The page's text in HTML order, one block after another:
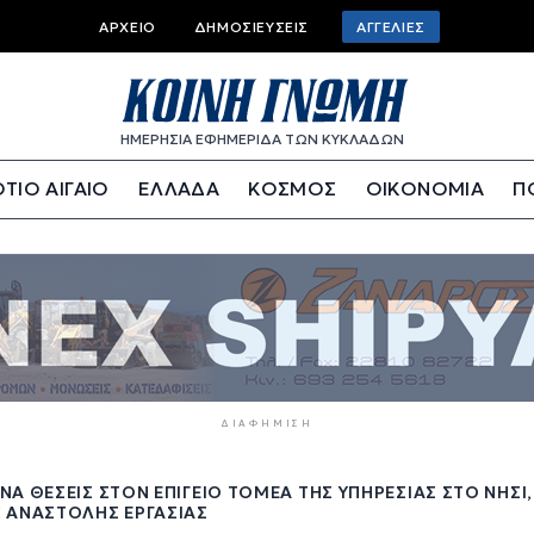
Top
bar
menu
ΑΡΧΕΊΟ ΔΗΜΟΣΙΕΎΣΕΙΣ ΑΓΓΕΛΊΕΣ
ΗΜΕΡΗΣΙΑ ΕΦΗΜΕΡΙΔΑ ΤΩΝ ΚΥΚΛΑΔΩΝ
ΑΙΓΑΙΟ ΕΛΛΑΔΑ ΚΟΣΜΟΣ ΟΙΚΟΝΟΜΙΑ
ΔΙΑΦΉΜΙΣΗ
ΘΈΣΕΙΣ ΣΤΟΝ ΕΠΊΓΕΙΟ ΤΟΜΈΑ ΤΗΣ ΥΠΗΡΕΣΊΑΣ ΣΤΟ
ΕΡΓΑΣΊΑΣ